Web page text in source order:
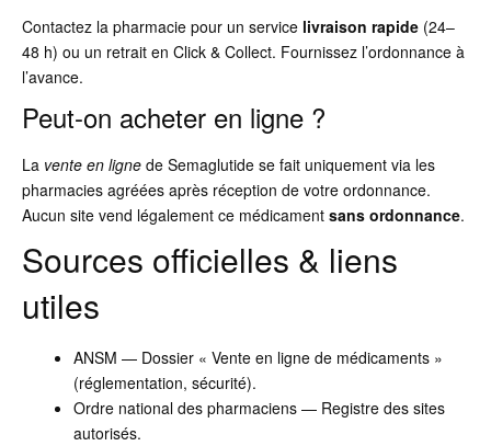
Contactez la pharmacie pour un service livraison rapide (24–
48 h) ou un retrait en Click & Collect. Fournissez l’ordonnance à
l’avance.
Peut-on acheter en ligne ?
La vente en ligne de Semaglutide se fait uniquement via les
pharmacies agréées après réception de votre ordonnance.
Aucun site vend légalement ce médicament sans ordonnance.
Sources officielles & liens
utiles
ANSM — Dossier « Vente en ligne de médicaments »
(réglementation, sécurité).
Ordre national des pharmaciens — Registre des sites
autorisés.